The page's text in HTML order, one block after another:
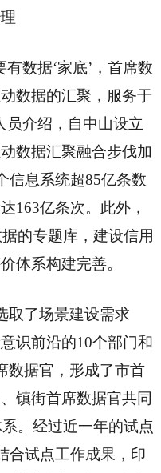
数据‘家底’，首席数
数据的汇聚，服务于
员介绍，自中山设立
数据汇聚融合步伐加
信息系统超85亿条数
163亿条次。此外，
的专题库，建设信用
体系构建完善。
取了场景建设需求
识前沿的10个部门和
数据官，形成了市首
镇街首席数据官共同
。经过近一年的试点
合试点工作成果，印